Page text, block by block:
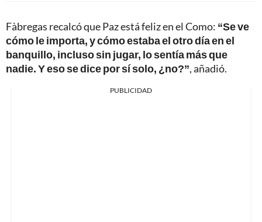
Fàbregas recalcó que Paz está feliz en el Como: “Se ve
cómo le importa, y cómo estaba el otro día en el
banquillo, incluso sin jugar, lo sentía más que
nadie. Y eso se dice por sí solo, ¿no?”, añadió.
PUBLICIDAD